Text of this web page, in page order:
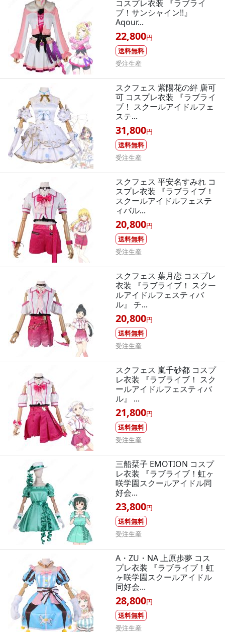
コスプレ衣装 『ラブライ
ブ！サンシャイン!!』
Aqour...
22,800円
送料無料
受注生産
スクフェス 紫陽花の絆 唐可
可 コスプレ衣装 『ラブライ
ブ！ スクールアイドルフェ
ステ...
31,800円
送料無料
受注生産
スクフェス 平安名すみれ コ
スプレ衣装 『ラブライブ！
スクールアイドルフェステ
ィバル...
20,800円
送料無料
受注生産
スクフェス 葉月恋 コスプレ
衣装 『ラブライブ！ スクー
ルアイドルフェスティバ
ル』 チ...
20,800円
送料無料
受注生産
スクフェス 嵐千砂都 コスプ
レ衣装 『ラブライブ！ スク
ールアイドルフェスティバ
ル』 ...
21,800円
送料無料
受注生産
三船栞子 EMOTION コスプ
レ衣装 『ラブライブ！虹ヶ
咲学園スクールアイドル同
好会...
23,800円
送料無料
受注生産
A・ZU・NA 上原歩夢 コス
プレ衣装 『ラブライブ！虹
ヶ咲学園スクールアイドル
同好会...
28,800円
送料無料
受注生産